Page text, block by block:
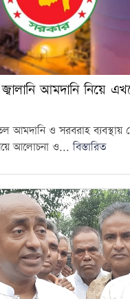
গণমাধ্যম শক্তিশালী
শক্তিশালী হবে:
দ্রব্যমূল্যের
শফিকুর রহমান
ওষুধ কোম্পানির আনন্দ
ভোগান্তিতে রোগীরা
হামের উপসর্গে
মৃত্যু
আওয়ামী লীগের সঙ্গে
না: মির্জা ফখরুল
আমদানি নিয়ে
আমদানি ও সরবরাহ ব্যবস্থায়
আলোচনা ও...বিস্তারিত